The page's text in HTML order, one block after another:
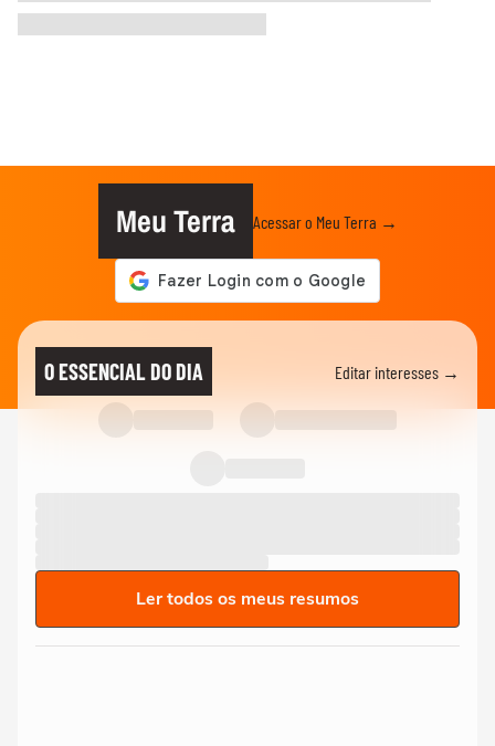
Meu Terra Acessar o Meu Terra →
O ESSENCIAL DO DIA Editar interesses →
Ler todos os meus resumos